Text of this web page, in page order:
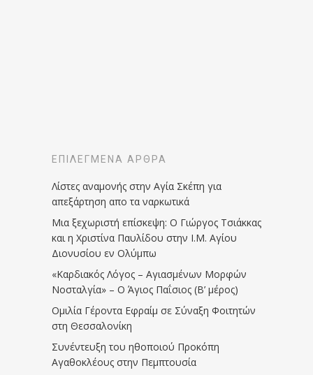
ΕΠΙΛΕΓΜΈΝΑ ΆΡΘΡΑ
Λίστες αναμονής στην Αγία Σκέπη για
απεξάρτηση απο τα ναρκωτικά
Μια ξεχωριστή επίσκεψη: Ο Γιώργος Τσιάκκας
και η Χριστίνα Παυλίδου στην Ι.Μ. Αγίου
Διονυσίου εν Ολύμπω
«Καρδιακός Λόγος – Αγιασμένων Μορφών
Νοσταλγία» – Ο Άγιος Παΐσιος (Β’ μέρος)
Ομιλία Γέροντα Εφραίμ σε Σύναξη Φοιτητών
στη Θεσσαλονίκη
Συνέντευξη του ηθοποιού Προκόπη
Αγαθοκλέους στην Πεμπτουσία